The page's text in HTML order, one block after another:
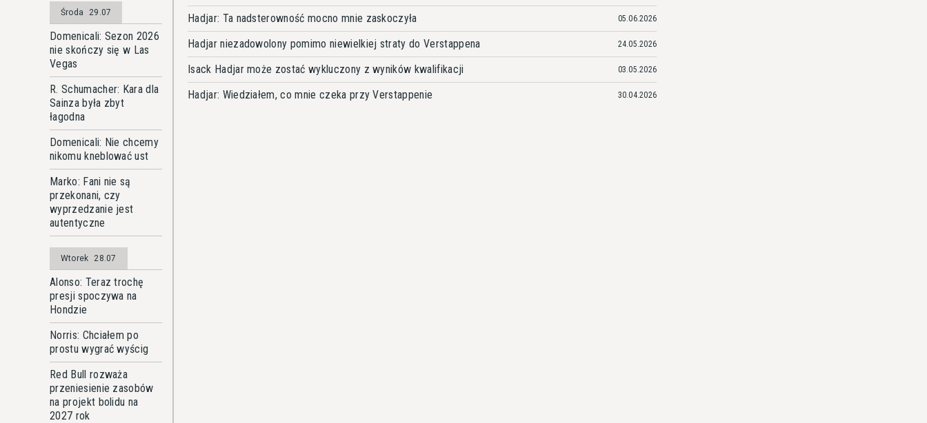
Środa 29.07
Domenicali: Sezon 2026
nie skończy się w Las
Vegas
R. Schumacher: Kara dla
Sainza była zbyt
łagodna
Domenicali: Nie chcemy
nikomu kneblować ust
Marko: Fani nie są
przekonani, czy
wyprzedzanie jest
autentyczne
Wtorek 28.07
Alonso: Teraz trochę
presji spoczywa na
Hondzie
Norris: Chciałem po
prostu wygrać wyścig
Red Bull rozważa
przeniesienie zasobów
na projekt bolidu na
2027 rok
Hadjar: Ta nadsterowność mocno mnie zaskoczyła 05.06.2026
Hadjar niezadowolony pomimo niewielkiej straty do Verstappena 24.05.2026
Isack Hadjar może zostać wykluczony z wyników kwalifikacji 03.05.2026
Hadjar: Wiedziałem, co mnie czeka przy Verstappenie 30.04.2026